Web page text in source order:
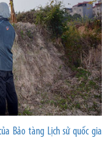
Bảo tàng Lịch sử quốc gia